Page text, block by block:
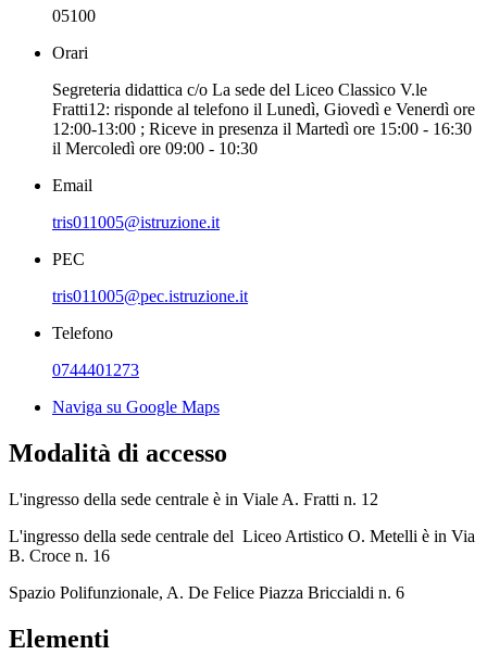
05100
Orari
Segreteria didattica c/o La sede del Liceo Classico V.le
Fratti12: risponde al telefono il Lunedì, Giovedì e Venerdì ore
12:00-13:00 ; Riceve in presenza il Martedì ore 15:00 - 16:30
il Mercoledì ore 09:00 - 10:30
Email
tris011005@istruzione.it
PEC
tris011005@pec.istruzione.it
Telefono
0744401273
Naviga su Google Maps
Modalità di accesso
L'ingresso della sede centrale è in Viale A. Fratti n. 12
L'ingresso della sede centrale del Liceo Artistico O. Metelli è in Via
B. Croce n. 16
Spazio Polifunzionale, A. De Felice Piazza Briccialdi n. 6
Elementi